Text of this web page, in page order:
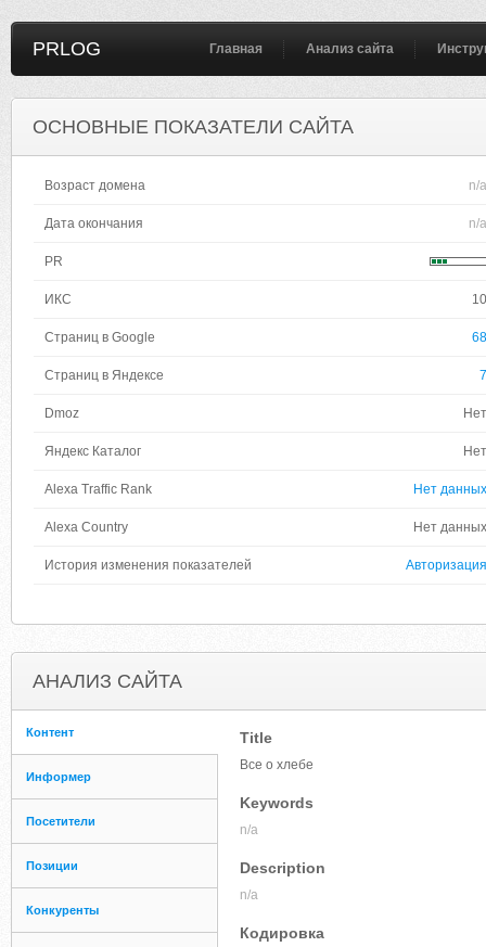
PRLOG Главная Анализ сайта
ОСНОВНЫЕ ПОКАЗАТЕЛИ САЙТА
Возраст домена n/a
Дата окончания n/a
PR
ИКС 10
Страниц в Google 68
Страниц в Яндексе 7
Dmoz Нет
Яндекс Каталог Нет
Alexa Traffic Rank Нет данных
Alexa Country Нет данных
История изменения показателей Авторизация
АНАЛИЗ САЙТА
Контент
Информер
Посетители
Позиции
Конкуренты
Title
Все о хлебе
Keywords
n/a
Description
n/a
Кодировка